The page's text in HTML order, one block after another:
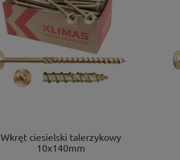
Wkręt ciesielski talerzykowy
10x140mm